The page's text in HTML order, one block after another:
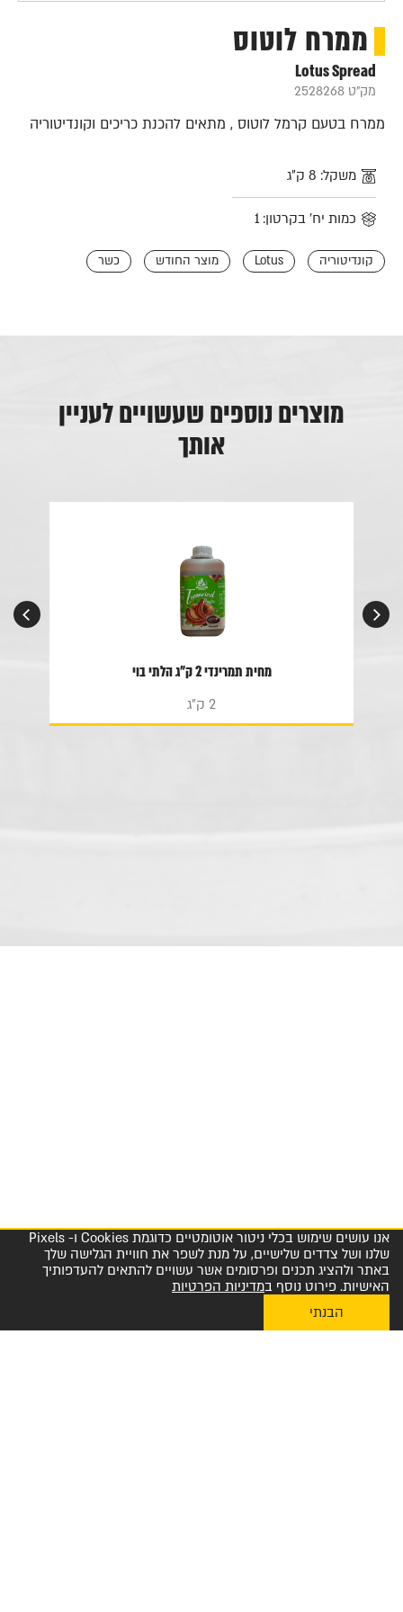
ממרח לוטוס
Lotus Spread
מק"ט 2528268
ממרח בטעם קרמל לוטוס , מתאים להכנת כריכים וקונדיטוריה
משקל: 8 ק"ג
כמות יח' בקרטון: 1
קונדיטוריה Lotus מוצר החודש כשר
מוצרים נוספים שעשויים לעניין
אותך
מחית תמרינדי 2 ק"ג הלתי בוי
2 ק"ג
אנו עושים שימוש בכלי ניטור אוטומטיים כדוגמת Cookies ו- Pixels
שלנו ושל צדדים שלישיים, על מנת לשפר את חוויית הגלישה שלך
באתר ולהציג תכנים ופרסומים אשר עשויים להתאים להעדפותיך
האישיות. פירוט נוסף במדיניות הפרטיות
הבנתי